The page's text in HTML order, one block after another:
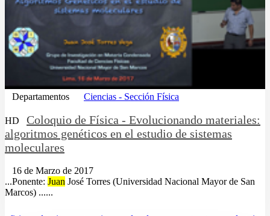
Departamentos Ciencias - Sección Física
HD
Coloquio de Física - Evolucionando materiales:
algoritmos genéticos en el estudio de sistemas
moleculares
16 de Marzo de 2017
...Ponente: Juan José Torres (Universidad Nacional Mayor de San
Marcos) ......